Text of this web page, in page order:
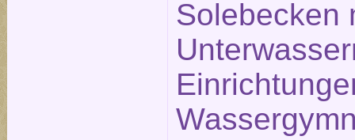
Solebecken